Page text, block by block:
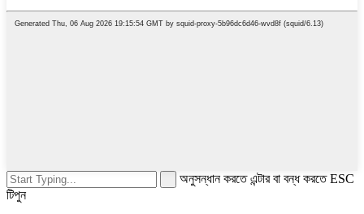
অনুসন্ধান করতে এন্টার বা বন্ধ করতে ESC
টিপুন